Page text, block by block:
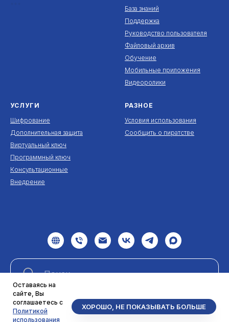
База знаний
Поддержка
Руководство пользователя
Файловый архив
Обучение
Мобильные приложения
Видеоролики
УСЛУГИ
Шифрование
Дополнительная защита
Виртуальный ключ
Программный ключ
Консультационные
Внедрение
РАЗНОЕ
Условия использования
Сообщить о пиратстве
Найти
Оставаясь на
сайте, Вы
соглашаетесь с
Политикой
использования
ХОРОШО, НЕ ПОКАЗЫВАТЬ БОЛЬШЕ